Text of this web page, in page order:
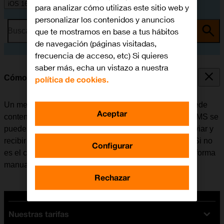
iOS 16.0
Busca por problema o tema
Cómo configurar el móvil para MMS
Un mensaje multimedia (MMS) es un mensaje que puede
contener imágenes y otros archivos multimedia. Los MMS se
pueden enviar a otros teléfonos móviles. Se puede enviar y
recibir MMS una vez se haya insertado la tarjeta SIM. Si no
es el caso, se puede configurar el móvil para MMS de forma
manual.
Nuestras tarifas
para analizar cómo utilizas este sitio web y
personalizar los contenidos y anuncios
que te mostramos en base a tus hábitos
de navegación (páginas visitadas,
frecuencia de acceso, etc) Si quieres
saber más, echa un vistazo a nuestra
política de cookies.
Configurar
Rechazar
Aceptar